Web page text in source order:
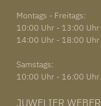
Montags - Freitags:
10:00 Uhr - 13:00 Uhr
14:00 Uhr - 18:00 Uhr
Samstags:
10:00 Uhr - 16:00 Uhr
JUWELIER